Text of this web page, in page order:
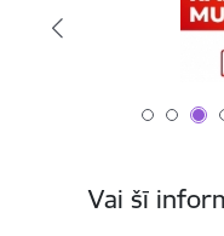
Vai šī